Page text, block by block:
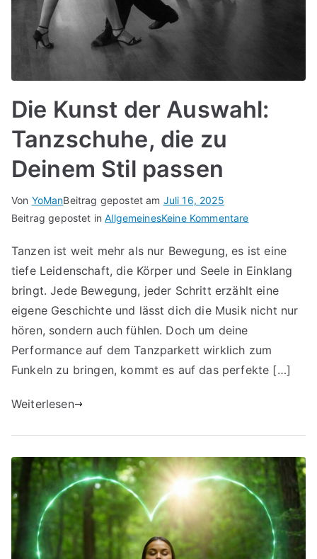
Die Kunst der Auswahl:
Tanzschuhe, die zu
Deinem Stil passen
Von YoManBeitrag gepostet am Juli 16, 2025
Beitrag gepostet inAllgemeinesKeine Kommentarefür
Kunst
der
Auswahl:
Tanzschuhe,
Stil
Tanzen ist weit mehr als nur Bewegung, es ist eine
tiefe Leidenschaft, die Körper und Seele in Einklang
bringt. Jede Bewegung, jeder Schritt erzählt eine
eigene Geschichte und lässt dich die Musik nicht nur
hören, sondern auch fühlen. Doch um deine
Performance auf dem Tanzparkett wirklich zum
Funkeln zu bringen, kommt es auf das perfekte […]
Weiterlesen